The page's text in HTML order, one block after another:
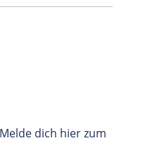
dich hier zum